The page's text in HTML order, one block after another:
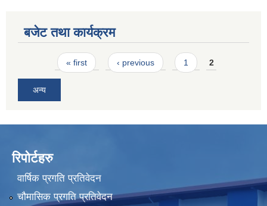
बजेट तथा कार्यक्रम
Pages« first ‹ previous 1 2
अन्य
रिपोर्टहरु
वार्षिक प्रगति प्रतिवेदन
चौमासिक प्रगति प्रतिवेदन